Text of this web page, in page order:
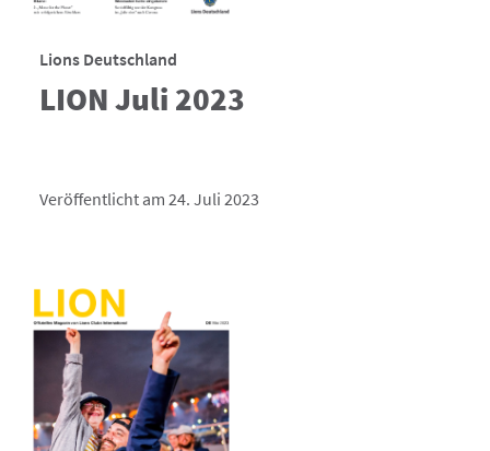
Lions Deutschland
LION Juli 2023
Veröffentlicht am 24. Juli 2023